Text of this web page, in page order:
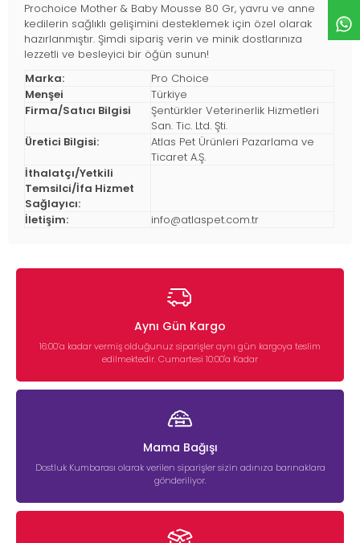
Prochoice Mother & Baby Mousse 80 Gr, yavru ve anne
kedilerin sağlıklı gelişimini desteklemek için özel olarak
hazırlanmıştır. Şimdi sipariş verin ve minik dostlarınıza
lezzetli ve besleyici bir öğün sunun!
Marka:
Pro Choice
Menşei
Türkiye
Firma/Satıcı Bilgisi
Şentürkler Veterinerlik Hizmetleri
San. Tic. Ltd. Şti.
Üretici Bilgisi:
Atlas Pet Ürünleri Pazarlama ve
Ticaret A.Ş.
İthalatçı/Yetkili
Temsilci/İfa Hizmet
Sağlayıcı:
İletişim:
info@atlaspet.com.tr
Aynı Gün Kargo
16:00’a kadar vermiş olduğunuz siparişler aynı gün kargoya teslim
edilmektedir. Cumartesi 10:00'a Kadar
Mama Bağışı
Dostluk Kumbarası olarak verilen siparişler sizin adınıza barınaklara
gönderiliyor.